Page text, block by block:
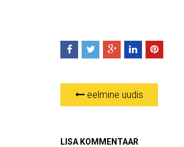
eelmine uudis
LISA KOMMENTAAR